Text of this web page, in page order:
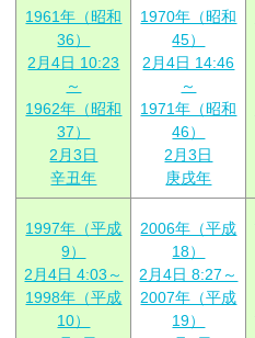
1961年（昭和
36）
2月4日 10:23
～
1962年（昭和
37）
2月3日
辛丑年
1970年（昭和
45）
2月4日 14:46
～
1971年（昭和
46）
2月3日
庚戌年
1997年（平成
9）
2月4日 4:03～
1998年（平成
10）
2006年（平成
18）
2月4日 8:27～
2007年（平成
19）